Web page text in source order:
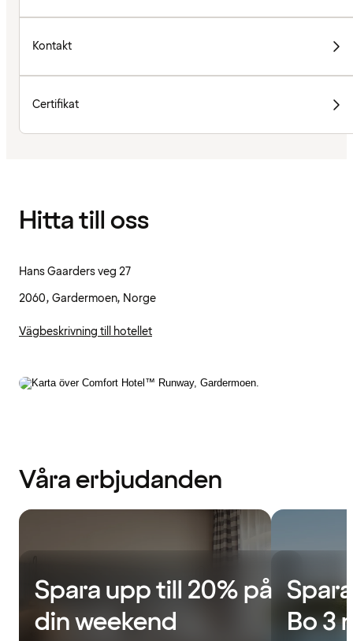
Kontakt
Certifikat
Hitta till oss
Hans Gaarders veg 27
2060, Gardermoen, Norge
Vägbeskrivning till hotellet
Våra erbjudanden
Spara upp till 20% på
din weekend
Bo 3